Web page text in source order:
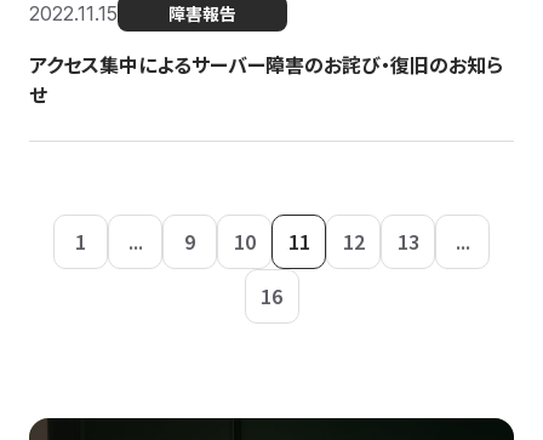
2022.11.15 障害報告
アクセス集中によるサーバー障害のお詫び・復旧のお知ら
せ
1 ... 9 10 11 12 13
...
16